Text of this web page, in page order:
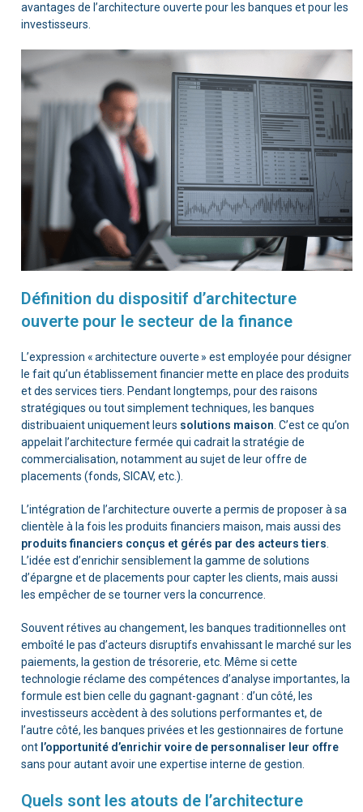
avantages de l’architecture ouverte pour les banques et pour les
investisseurs.
Définition du dispositif d’architecture
ouverte pour le secteur de la finance
L’expression « architecture ouverte » est employée pour désigner
le fait qu’un établissement financier mette en place des produits
et des services tiers. Pendant longtemps, pour des raisons
stratégiques ou tout simplement techniques, les banques
distribuaient uniquement leurs solutions maison. C’est ce qu’on
appelait l’architecture fermée qui cadrait la stratégie de
commercialisation, notamment au sujet de leur offre de
placements (fonds, SICAV, etc.).
L’intégration de l’architecture ouverte a permis de proposer à sa
clientèle à la fois les produits financiers maison, mais aussi des
produits financiers conçus et gérés par des acteurs tiers.
L’idée est d’enrichir sensiblement la gamme de solutions
d’épargne et de placements pour capter les clients, mais aussi
les empêcher de se tourner vers la concurrence.
Souvent rétives au changement, les banques traditionnelles ont
emboîté le pas d’acteurs disruptifs envahissant le marché sur les
paiements, la gestion de trésorerie, etc. Même si cette
technologie réclame des compétences d’analyse importantes, la
formule est bien celle du gagnant-gagnant : d’un côté, les
investisseurs accèdent à des solutions performantes et, de
l’autre côté, les banques privées et les gestionnaires de fortune
ont l’opportunité d’enrichir voire de personnaliser leur offre
sans pour autant avoir une expertise interne de gestion.
Quels sont les atouts de l’architecture